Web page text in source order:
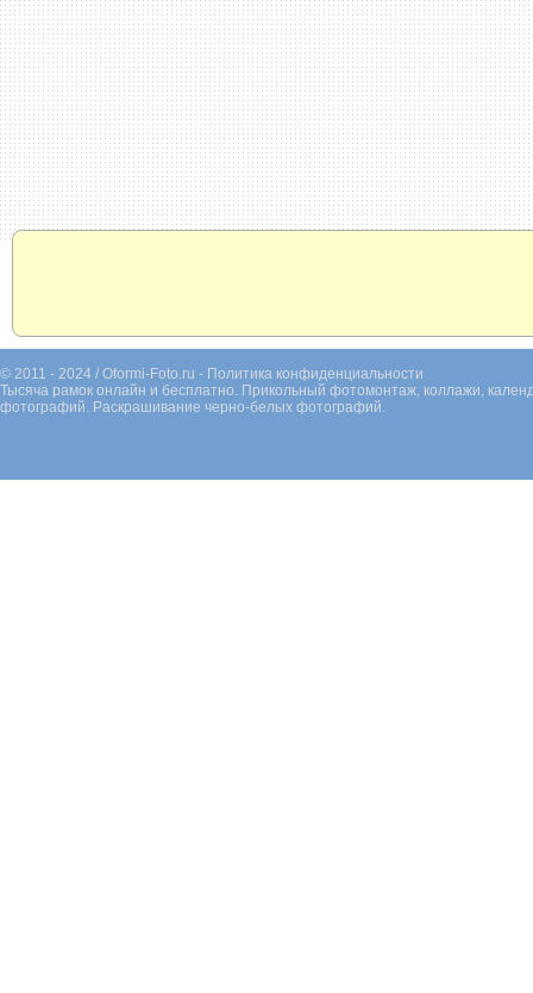
© 2011 - 2024 / Oformi-Foto.ru - Политика конфиденциальности
Тысяча рамок онлайн и бесплатно. Прикольный фотомонтаж, коллажи,
фотографий. Раскрашивание черно-белых фотографий.